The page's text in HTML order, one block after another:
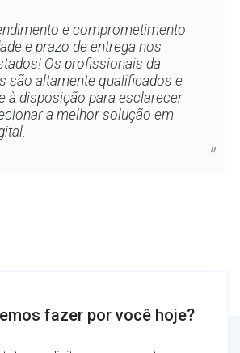
e comprometimento
e prazo de entrega nos
Os profissionais da
são altamente qualificados e
à disposição para esclarecer
a melhor solução em
fazer por você hoje?